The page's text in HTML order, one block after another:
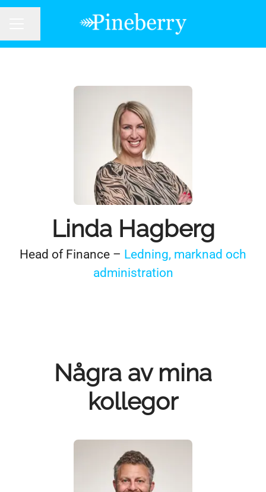
Linda Hagberg
Head of Finance – Ledning, marknad och
administration
Några av mina
kollegor